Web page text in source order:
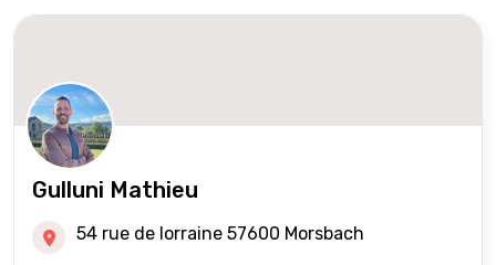
Gulluni Mathieu
54 rue de lorraine 57600 Morsbach